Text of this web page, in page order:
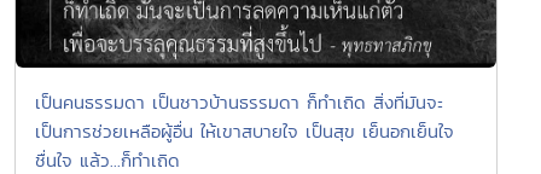
เป็นคนธรรมดา เป็นชาวบ้านธรรมดา ก็ทำเถิด สิ่งที่มันจะ
เป็นการช่วยเหลือผู้อื่น ให้เขาสบายใจ เป็นสุข เย็นอกเย็นใจ
ชื่นใจ แล้ว...ก็ทำเถิด